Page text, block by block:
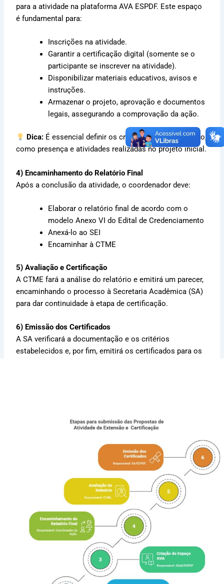
para a atividade na plataforma AVA ESPDF. Este espaço
é fundamental para:
Inscrições na atividade.
Garantir a certificação digital (somente se o
participante se inscrever na atividade).
Disponibilizar materiais educativos, avisos e
instruções.
Armazenar o projeto, aprovação e documentos
legais, assegurando a comprovação da ação.
Dica: É essencial definir os critérios para certificação,
como presença e atividades realizadas no projeto inicial.
4) Encaminhamento do Relatório Final
Após a conclusão da atividade, o coordenador deve:
Elaborar o relatório final de acordo com o
modelo Anexo VI do Edital de Credenciamento
Anexá-lo ao SEI
Encaminhar à CTME
5) Avaliação e Certificação
A CTME fará a análise do relatório e emitirá um parecer,
encaminhando o processo à Secretaria Acadêmica (SA)
para dar continuidade à etapa de certificação.
6) Emissão dos Certificados
A SA verificará a documentação e os critérios
estabelecidos e, por fim, emitirá os certificados para os